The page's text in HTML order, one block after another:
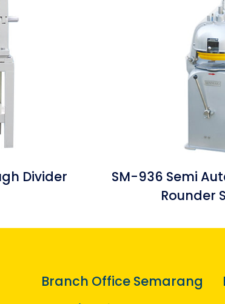
Divider
SM-936 Semi
Rounder
Branch Office Semarang